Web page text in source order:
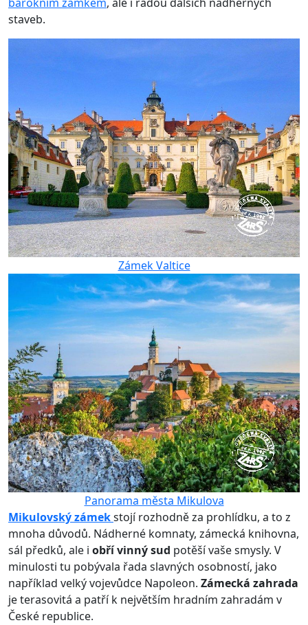
staveb.
Zámek Valtice
Panorama města Mikulova
Mikulovský zámekstojí rozhodně za prohlídku, a to z
mnoha důvodů. Nádherné komnaty, zámecká knihovna,
sál předků, ale i obří vinný sud potěší vaše smysly. V
minulosti tu pobývala řada slavných osobností, jako
například velký vojevůdce Napoleon. Zámecká zahrada
je terasovitá a patří k největším hradním zahradám v
České republice.